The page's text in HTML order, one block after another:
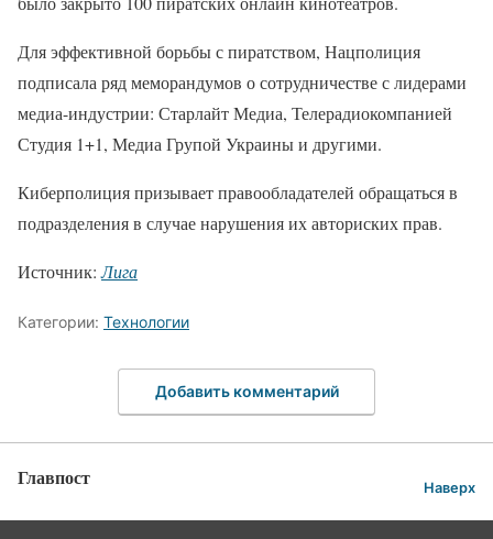
Для эффективной борьбы с пиратством, Нацполиция
подписала ряд меморандумов о сотрудничестве с лидерами
медиа-индустрии: Старлайт Медиа, Телерадиокомпанией
Студия 1+1, Медиа Групой Украины и другими.
Киберполиция призывает правообладателей обращаться в
подразделения в случае нарушения их авториских прав.
Источник:Лига
Категории: Технологии
Добавить комментарий
Главпост Наверх